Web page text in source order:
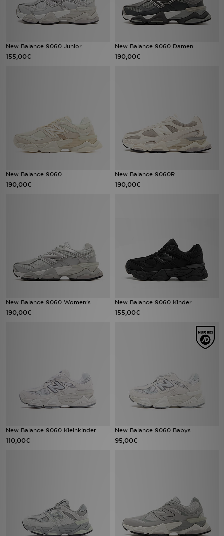
New Balance 9060 Junior
155,00€
New Balance 9060 Damen
190,00€
New Balance 9060
190,00€
New Balance 9060R
190,00€
New Balance 9060 Women's
190,00€
New Balance 9060 Kinder
155,00€
New Balance 9060 Kleinkinder
110,00€
New Balance 9060 Babys
95,00€
Hilfe & Kontakt